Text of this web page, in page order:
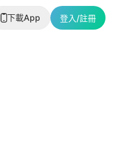
下載App 登入/註冊